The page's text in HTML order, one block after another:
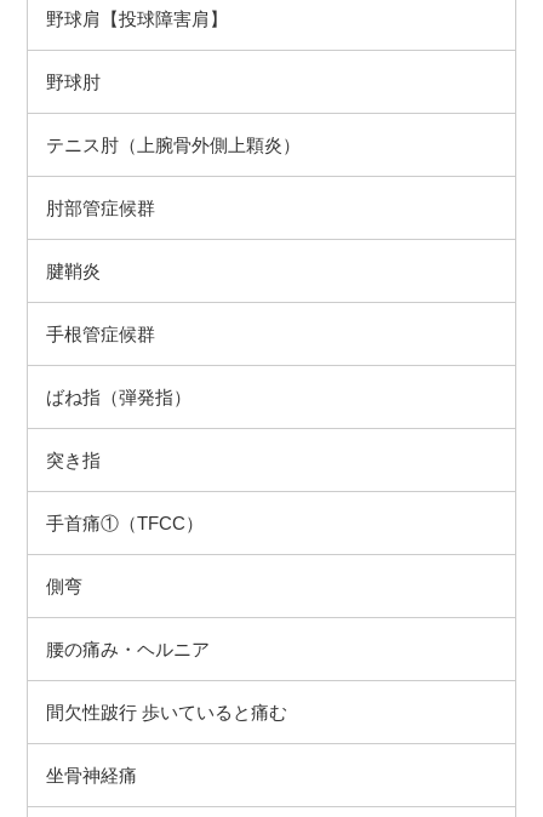
野球肩【投球障害肩】
野球肘
テニス肘（上腕骨外側上顆炎）
肘部管症候群
腱鞘炎
手根管症候群
ばね指（弾発指）
突き指
手首痛①（TFCC）
側弯
腰の痛み・ヘルニア
間欠性跛行 歩いていると痛む
坐骨神経痛